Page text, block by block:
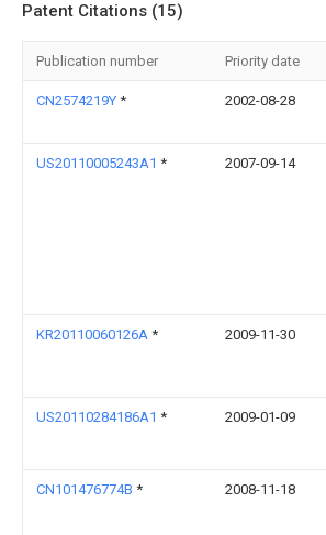
Patent Citations (15)
Publication number Priority date
CN2574219Y * 2002-08-28
US20110005243A1 * 2007-09-14
KR20110060126A * 2009-11-30
US20110284186A1 * 2009-01-09
CN101476774B * 2008-11-18